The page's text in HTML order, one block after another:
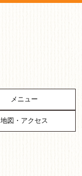
メニュー
地図・アクセス